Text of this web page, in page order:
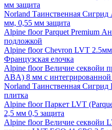
мм защита
Norland Таинственная
мм, 0,55 мм защита
Alpine floor Parquet Premium
подложкой
Alpine floor Chevron LVT
Французская елочка
Alpine floor Величие секвойи
ABA) 8 мм с
Norland Таинственная
плитка
Alpine floor Паркет LVT
2,5 мм 0,5 защита
Alpine floor Величие секвойи